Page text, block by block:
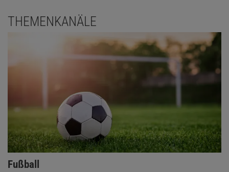
THEMENKANÄLE
Fußball